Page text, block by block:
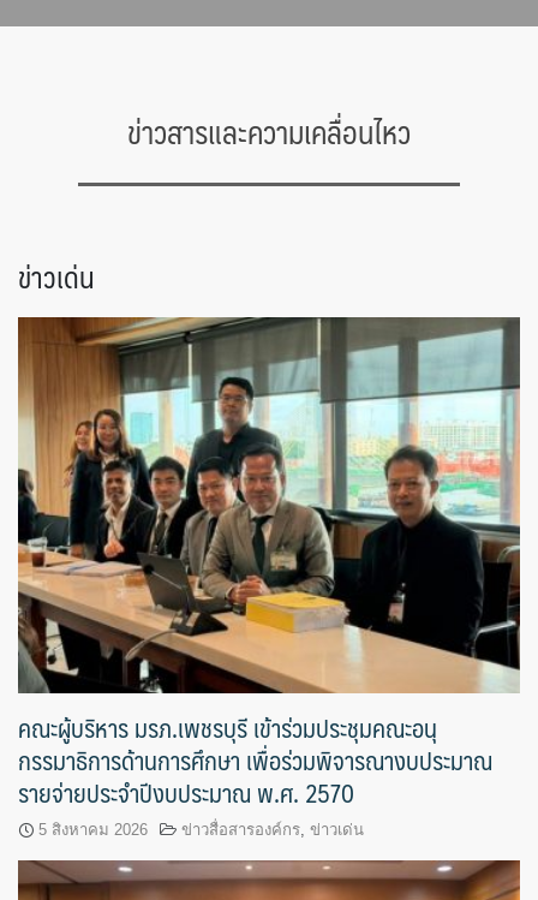
ข่าวสารและความเคลื่อนไหว
ข่าวเด่น
คณะผู้บริหาร มรภ.เพชรบุรี เข้าร่วมประชุมคณะอนุ
กรรมาธิการด้านการศึกษา เพื่อร่วมพิจารณางบประมาณ
รายจ่ายประจำปีงบประมาณ พ.ศ. 2570
5 สิงหาคม 2026 ข่าวสื่อสารองค์กร ข่าวเด่น